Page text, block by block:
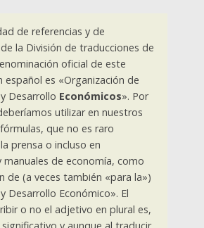
de referencias y de
la División de traducciones de
oficial de este
español es «Organización de
Desarrollo Económicos». Por
utilizar en nuestros
que no es raro
prensa o incluso en
manuales de economía, como
de (a veces también «para la»)
Desarrollo Económico». El
o no el adjetivo en plural es,